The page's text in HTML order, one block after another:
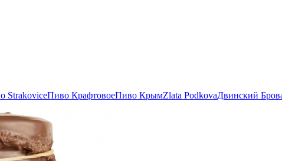
StrakoviceПиво КрафтовоеПиво КрымZlata PodkovaДвинский